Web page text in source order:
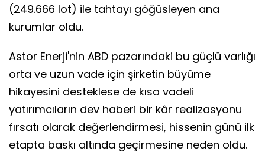
(249.666 lot) ile tahtayı göğüsleyen ana
kurumlar oldu.
Astor Enerji'nin ABD pazarındaki bu güçlü varlığı
orta ve uzun vade için şirketin büyüme
hikayesini desteklese de kısa vadeli
yatırımcıların dev haberi bir kâr realizasyonu
fırsatı olarak değerlendirmesi, hissenin günü ilk
etapta baskı altında geçirmesine neden oldu.